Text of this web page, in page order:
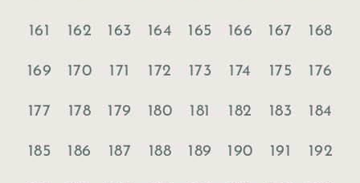
161 162 163 164 165 166 167 168
169 170 171 172 173 174 175 176
177 178 179 180 181 182 183 184
185 186 187 188 189 190 191 192